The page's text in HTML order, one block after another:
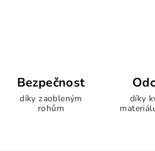
Bezpečnost
díky zaobleným
rohům
díky